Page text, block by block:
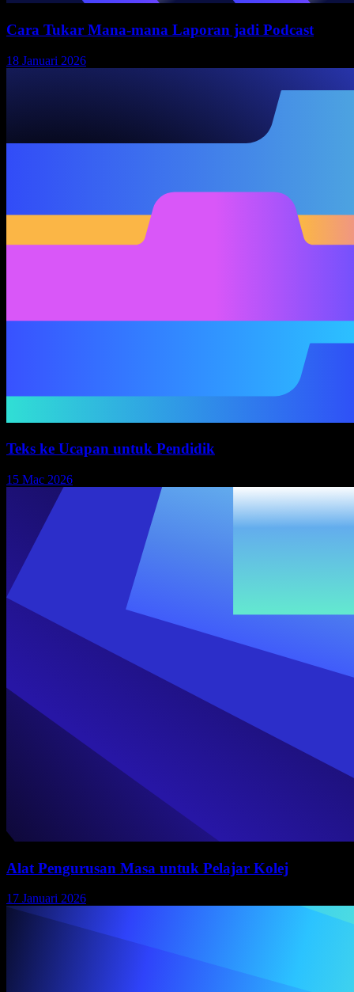
Cara Tukar Mana-mana Laporan jadi Podcast
18 Januari 2026
Teks ke Ucapan untuk Pendidik
15 Mac 2026
Alat Pengurusan Masa untuk Pelajar Kolej
17 Januari 2026